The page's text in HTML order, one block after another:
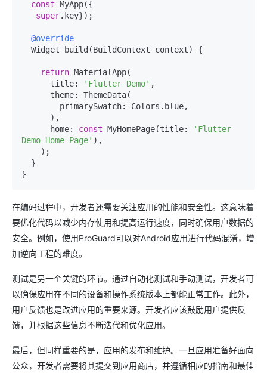
const MyApp({
super.key});
@override
return MaterialApp(
      title:
'Flutter Demo' ,
      home:
const MyHomePage(title:
'Flutter
Demo Home Page' ),
在编码过程中，开发者还需要关注应用的性能和安全性。这意味着
要优化代码以减少内存使用和提高运行速度，同时确保用户数据的
安全。例如，使用ProGuard可以对Android应用进行代码混淆，增
加逆向工程的难度。
测试是另一个关键的环节。通过自动化测试和手动测试，开发者可
以确保应用在不同的设备和操作系统版本上都能正常工作。此外，
用户反馈也是改进应用的重要来源。开发者应该鼓励用户提供反
馈，并根据这些信息不断迭代和优化应用。
最后，但同样重要的是，应用的发布和维护。一旦应用准备好面向
公众，开发者需要将其提交到应用商店，并遵循相应的指南和最佳